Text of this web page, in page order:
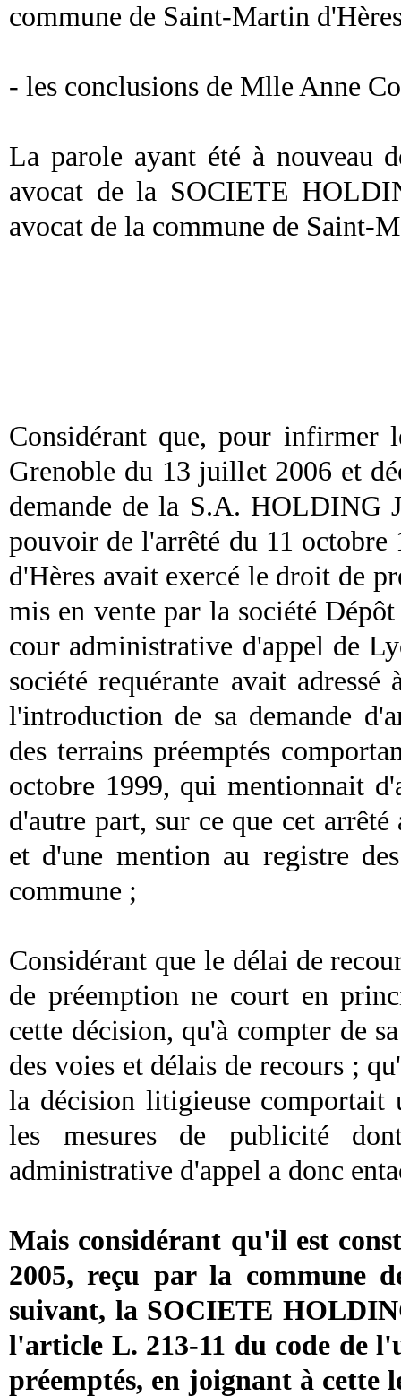
commune de Saint-Martin
- les conclusions de Mlle Anne
La parole ayant été à nouveau
avocat de la SOCIETE
avocat de la commune de Saint-
Considérant que, pour infirmer
Grenoble du 13 juillet 2006 et
demande de la S.A. HOLDING
pouvoir de l'arrêté du 11
d'Hères avait exercé le droit de
mis en vente par la société
cour administrative d'appel de
société requérante avait
l'introduction de sa demande
des terrains préemptés
octobre 1999, qui mentionnait
d'autre part, sur ce que cet
et d'une mention au registre
commune ;
Considérant que le délai de
de préemption ne court en
cette décision, qu'à compter de
des voies et délais de recours ;
la décision litigieuse
les mesures de publicité
administrative d'appel a donc
Mais considérant qu'il est
2005, reçu par la commune
suivant, la SOCIETE
l'article L. 213-11 du code de
préemptés, en joignant à cette